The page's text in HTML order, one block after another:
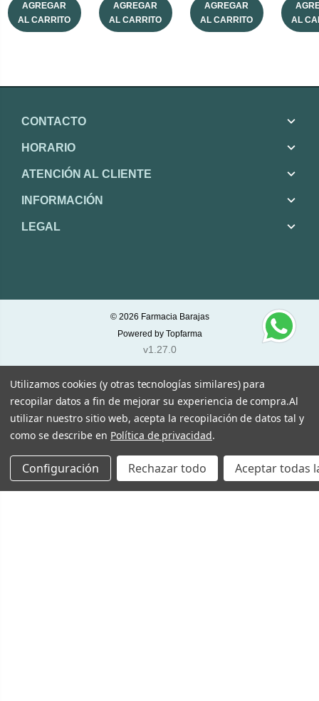
AGREGAR
AL CARRITO
AGREGAR
AL CARRITO
AGREGAR
AL CARRITO
AL
CONTACTO
HORARIO
ATENCIÓN AL CLIENTE
INFORMACIÓN
LEGAL
© 2026 Farmacia Barajas
Powered by Topfarma
v1.27.0
Utilizamos cookies (y otras tecnologías similares) para
recopilar datos a fin de mejorar su experiencia de compra.Al
utilizar nuestro sitio web, acepta la recopilación de datos tal y
como se describe en Política de privacidad.
Configuración Rechazar todo Aceptar todas